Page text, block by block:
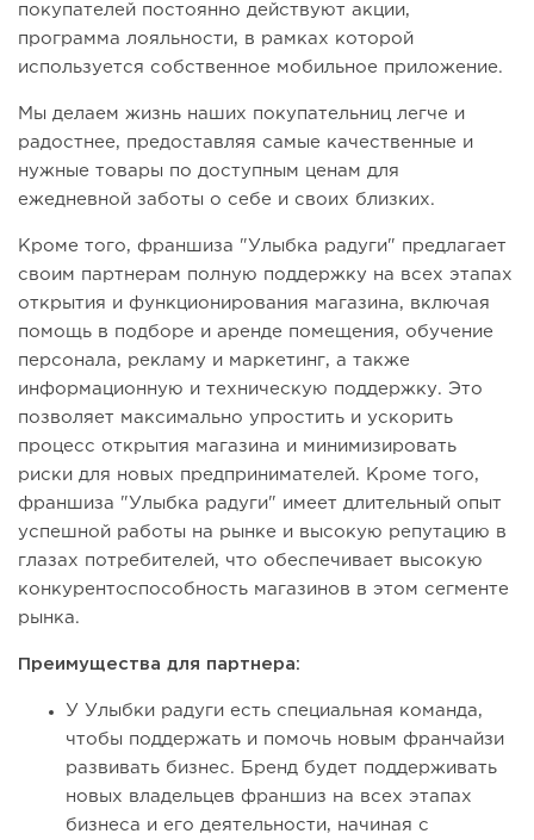
покупателей постоянно действуют акции,
программа лояльности, в рамках которой
используется собственное мобильное приложение.
Мы делаем жизнь наших покупательниц легче и
радостнее, предоставляя самые качественные и
нужные товары по доступным ценам для
ежедневной заботы о себе и своих близких.
Кроме того, франшиза "Улыбка радуги" предлагает
своим партнерам полную поддержку на всех этапах
открытия и функционирования магазина, включая
помощь в подборе и аренде помещения, обучение
персонала, рекламу и маркетинг, а также
информационную и техническую поддержку. Это
позволяет максимально упростить и ускорить
процесс открытия магазина и минимизировать
риски для новых предпринимателей. Кроме того,
франшиза "Улыбка радуги" имеет длительный опыт
успешной работы на рынке и высокую репутацию в
глазах потребителей, что обеспечивает высокую
конкурентоспособность магазинов в этом сегменте
рынка.
Преимущества для партнера:
У Улыбки радуги есть специальная команда,
чтобы поддержать и помочь новым франчайзи
развивать бизнес. Бренд будет поддерживать
новых владельцев франшиз на всех этапах
бизнеса и его деятельности, начиная с